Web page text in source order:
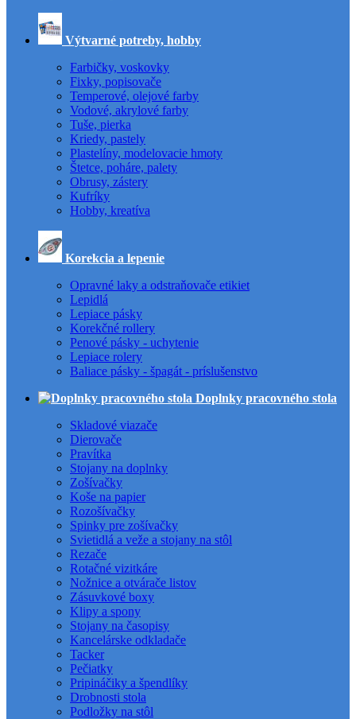
Výtvarné potreby, hobby
Farbičky, voskovky
Fixky, popisovače
Temperové, olejové farby
Vodové, akrylové farby
Tuše, pierka
Kriedy, pastely
Plastelíny, modelovacie hmoty
Štetce, poháre, palety
Obrusy, zástery
Kufríky
Hobby, kreatíva
Korekcia a lepenie
Opravné laky a odstraňovače etikiet
Lepidlá
Lepiace pásky
Korekčné rollery
Penové pásky - uchytenie
Lepiace rolery
Baliace pásky - špagát - príslušenstvo
Doplnky pracovného stola
Skladové viazače
Dierovače
Pravítka
Stojany na doplnky
Zošívačky
Koše na papier
Rozošívačky
Spinky pre zošívačky
Svietidlá a veže a stojany na stôl
Rezače
Rotačné vizitkáre
Nožnice a otvárače listov
Zásuvkové boxy
Klipy a spony
Stojany na časopisy
Kancelárske odkladače
Tacker
Pečiatky
Pripináčiky a špendlíky
Drobnosti stola
Podložky na stôl